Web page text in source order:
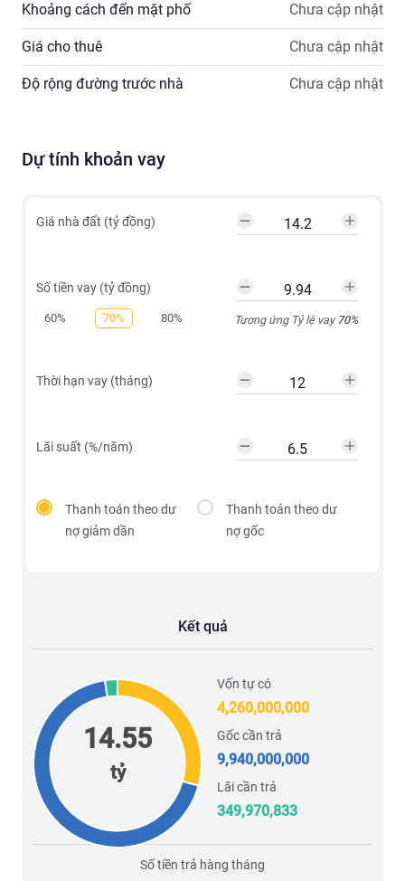
Khoảng cách đến mặt phố Chưa cập nhật
Giá cho thuê Chưa cập nhật
Độ rộng đường trước nhà Chưa cập nhật
Dự tính khoản vay
Giá nhà đất (tỷ đồng)
Số tiền vay (tỷ đồng)
60% 70% 80% Tương ứng Tỷ lệ vay70%
Thời hạn vay (tháng)
Lãi suất (%/năm)
Thanh toán theo dư
nợ giảm dần
Thanh toán theo dư
nợ gốc
Kết quả
14.55
tỷ
Vốn tự có
4,260,000,000
Gốc cần trả
9,940,000,000
Lãi cần trả
349,970,833
Số tiền trả hàng tháng